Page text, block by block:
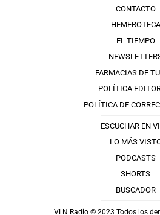
CONTACTO
HEMEROTECA
EL TIEMPO
FARMACIAS DE
POLÍTICA
POLÍTICA DE
ESCUCHAR EN
LO MÁS
PODCASTS
SHORTS
BUSCADOR
VLN Radio © 2023 Todos los